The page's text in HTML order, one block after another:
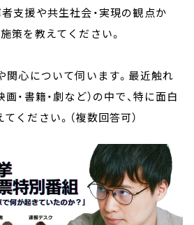
支援や共生社会・実現の観点か
策を教えてください。
関心について伺います。最近触れ
・書籍・劇など）の中で、特に面白
ください。（複数回答可）